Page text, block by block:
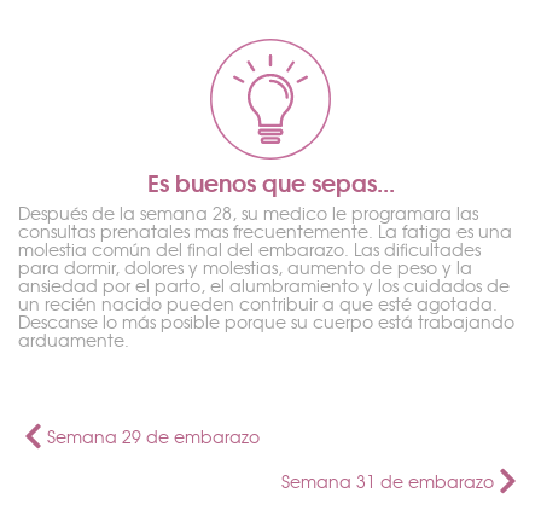
Es buenos que sepas...
Después de la semana 28, su medico le programara las
consultas prenatales mas frecuentemente. La fatiga es una
molestia común del final del embarazo. Las dificultades
para dormir, dolores y molestias, aumento de peso y la
ansiedad por el parto, el alumbramiento y los cuidados de
un recién nacido pueden contribuir a que esté agotada.
Descanse lo más posible porque su cuerpo está trabajando
arduamente.
Semana 29 de embarazo
Semana 31 de embarazo